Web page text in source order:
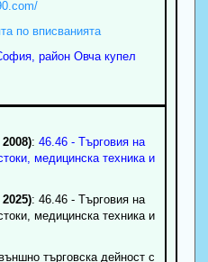
по вписванията
район Овча купел
: 46.46 - Търговия на
медицинска техника и
: 46.46 - Търговия на
медицинска техника и
търговска дейност с